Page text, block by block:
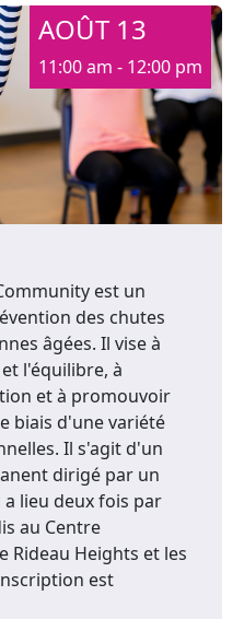
AOÛT 13
11:00 am - 12:00 pm
est un
des chutes
âgées. Il vise à
l'équilibre, à
et à promouvoir
biais d'une variété
Il s'agit d'un
dirigé par un
lieu deux fois par
au Centre
Rideau Heights et les
est